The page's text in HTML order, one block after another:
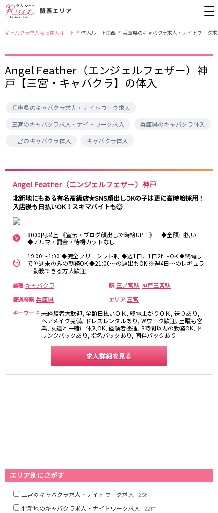
キャバクラ求人なら体入ルート > 体入ルート関西 >兵庫県のキャバクラ求人・ナイトワーク
Angel Feather（エンジェルフェザー）神
戸【三宮・キャバクラ】の体入
兵庫県のキャバクラ求人・ナイトワーク求人
三宮のキャバクラ求人・ナイトワーク求人
兵庫県のキャバクラ体入
三宮のキャバクラ体入
キャバクラ体入
Angel Feather（エンジェルフェザー）神戸
北新地にもある有名高級店★SNS顔出しOKの子は更に高時給採用！
入店後も日払いOK！スキマバイトも◎
8000円以上 《宣伝・ブログ顔出しで時給UP！》 ◆全額日払い
◆ノルマ・罰金・待機カットなし
19:00～1:00 ◆完全フリーシフト制 ◆週1日、1日2h～OK ◆終電ま
でや週末のみの勤務OK ◆21:00～の遅出もOK ※週4日～のレギュラ
ー勤務できる方大歓迎
業種 キャバクラ 駅 三ノ宮駅 神戸三宮駅
都道府県 兵庫県 エリア 三宮
キーワード 未経験者大歓迎, 全額日払いＯＫ, 終電上がりＯＫ, 送りあり,
ヘアメイク完備, ドレスレンタルあり, Wワーク歓迎, 土曜も営
業, 友達と一緒に体入OK, 経験者優遇, 3時間以内の勤務OK, ド
リンクバックあり, 指名バックあり, 同伴バックあり
求人詳細を見る
エリア別にさがす
三宮のキャバクラ求人・ナイトワーク求人 - 25件
北新地のキャバクラ求人・ナイトワーク求人 - 22件
大阪市
北新地
ミナミ
堺東・岸和田
天満
十三
大阪市
布施・八尾
香里園・守口
兵庫県
三宮
尼崎・西宮・芦屋
姫路
加古川・東加古川・明石
京都市
奈良
中和
滋賀県
長浜
瀬田
大津・南部
JR東西線
北新地駅
京橋駅
JR東海道本線(京都線)(京都～大阪)
大阪駅
高槻駅
JR東海道本線(神戸線)(大阪～神戸)
三ノ宮駅
大阪駅
尼崎駅
西宮駅
大宮駅
京都河原町駅
上新庄駅
茨木市駅
JR奈良線
ＪＲ小倉駅
京阪本線
江坂駅
JR紀勢本線(きのくに線)(新宮～和歌山)